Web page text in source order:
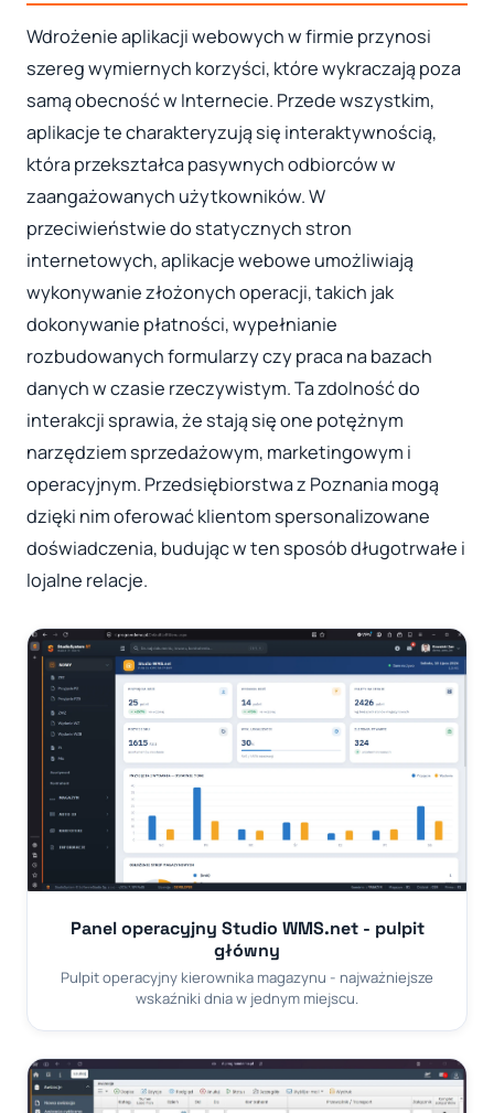
Wdrożenie aplikacji webowych w firmie przynosi
szereg wymiernych korzyści, które wykraczają poza
samą obecność w Internecie. Przede wszystkim,
aplikacje te charakteryzują się interaktywnością,
która przekształca pasywnych odbiorców w
zaangażowanych użytkowników. W
przeciwieństwie do statycznych stron
internetowych, aplikacje webowe umożliwiają
wykonywanie złożonych operacji, takich jak
dokonywanie płatności, wypełnianie
rozbudowanych formularzy czy praca na bazach
danych w czasie rzeczywistym. Ta zdolność do
interakcji sprawia, że stają się one potężnym
narzędziem sprzedażowym, marketingowym i
operacyjnym. Przedsiębiorstwa z Poznania mogą
dzięki nim oferować klientom spersonalizowane
doświadczenia, budując w ten sposób długotrwałe i
lojalne relacje.
Panel operacyjny Studio WMS.net - pulpit
główny
Pulpit operacyjny kierownika magazynu - najważniejsze
wskaźniki dnia w jednym miejscu.